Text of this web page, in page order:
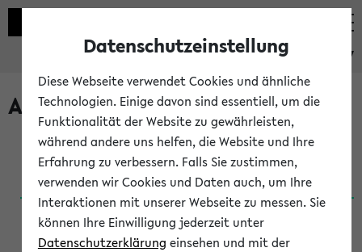
eKVV
Archivierte Studiengänge
Anglistik: British and American Studies / B.A.
(Einschreibung bis WiSe 16/17)
Anglistik: British and American Studies / B.A.
(Einschreibung bis SoSe 2015)
Datenschutzeinstellung
Diese Webseite verwendet Cookies und ähnliche
Technologien. Einige davon sind essentiell, um die
Funktionalität der Website zu gewährleisten,
während andere uns helfen, die Website und Ihre
Erfahrung zu verbessern. Falls Sie zustimmen,
verwenden wir Cookies und Daten auch, um Ihre
Interaktionen mit unserer Webseite zu messen. Sie
können Ihre Einwilligung jederzeit unter
Datenschutzerklärung einsehen und mit der